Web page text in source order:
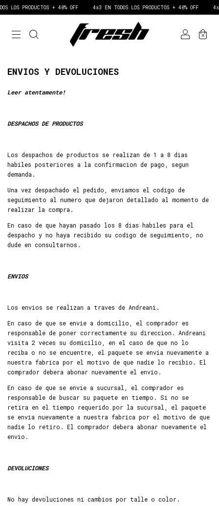
LOS PRODUCTOS + 40% OFF 4x3 EN TODOS LOS PRODUCTOS + 40% OFF
0
ENVIOS Y DEVOLUCIONES
Leer atentamente!
DESPACHOS DE PRODUCTOS
Los despachos de productos se realizan de 1 a 8 dias
habiles posteriores a la confirmacion de pago, segun
demanda.
Una vez despachado el pedido, enviamos el codigo de
seguimiento al numero que dejaron detallado al momento de
realizar la compra.
En caso de que hayan pasado los 8 dias habiles para el
despacho y no haya recibido su codigo de seguimiento, no
dude en consultarnos.
ENVIOS
Los envios se realizan a traves de Andreani.
En caso de que se envie a domicilio, el comprador es
responsable de poner correctamente su direccion. Andreani
visita 2 veces su domicilio, en el caso de que no lo
reciba o no se encuentre, el paquete se envia nuevamente a
nuestra fabrica por el motivo de que nadie lo recibio. El
comprador debera abonar nuevamente el envio.
En caso de que se envie a sucursal, el comprador es
responsable de buscar su paquete en tiempo. Si no se
retira en el tiempo requerido por la sucursal, el paquete
se envia nuevamente a nuestra fabrica por el motivo de que
nadie lo retiro. El comprador debera abonar nuevamente el
envio.
DEVOLUCIONES
No hay devoluciones ni cambios por talle o color.